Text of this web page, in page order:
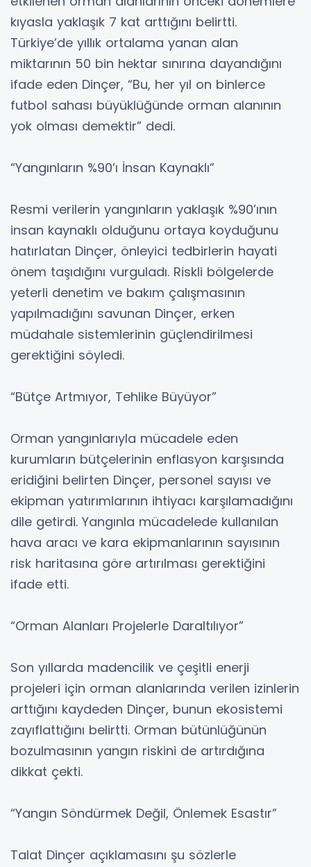
kıyasla yaklaşık 7 kat arttığını belirtti.
Türkiye’de yıllık ortalama yanan alan
miktarının 50 bin hektar sınırına dayandığını
ifade eden Dinçer, “Bu, her yıl on binlerce
futbol sahası büyüklüğünde orman alanının
yok olması demektir” dedi.
“Yangınların %90’ı İnsan Kaynaklı”
Resmi verilerin yangınların yaklaşık %90’ının
insan kaynaklı olduğunu ortaya koyduğunu
hatırlatan Dinçer, önleyici tedbirlerin hayati
önem taşıdığını vurguladı. Riskli bölgelerde
yeterli denetim ve bakım çalışmasının
yapılmadığını savunan Dinçer, erken
müdahale sistemlerinin güçlendirilmesi
gerektiğini söyledi.
“Bütçe Artmıyor, Tehlike Büyüyor”
Orman yangınlarıyla mücadele eden
kurumların bütçelerinin enflasyon karşısında
eridiğini belirten Dinçer, personel sayısı ve
ekipman yatırımlarının ihtiyacı karşılamadığını
dile getirdi. Yangınla mücadelede kullanılan
hava aracı ve kara ekipmanlarının sayısının
risk haritasına göre artırılması gerektiğini
ifade etti.
“Orman Alanları Projelerle Daraltılıyor”
Son yıllarda madencilik ve çeşitli enerji
projeleri için orman alanlarında verilen izinlerin
arttığını kaydeden Dinçer, bunun ekosistemi
zayıflattığını belirtti. Orman bütünlüğünün
bozulmasının yangın riskini de artırdığına
dikkat çekti.
“Yangın Söndürmek Değil, Önlemek Esastır”
Talat Dinçer açıklamasını şu sözlerle